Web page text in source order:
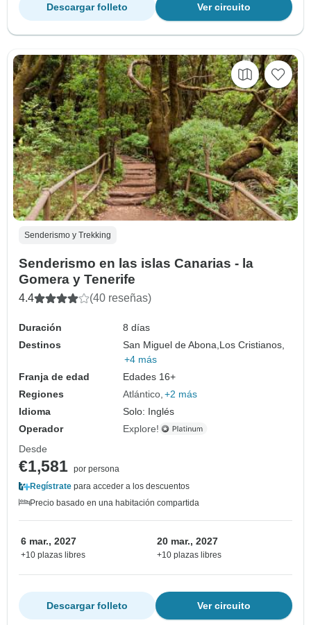
Ver circuito
Descargar folleto
Senderismo y Trekking
Senderismo en las islas Canarias - la
Gomera y Tenerife
4.4 (40 reseñas)
Duración
8 días
Destinos
San Miguel de Abona, Los Cristianos,
+4 más
Franja de edad
Edades 16+
Regiones
Atlántico +2 más
Idioma
Solo: Inglés
Operador
Explore!
Desde
€1,581 por persona
Regístrate para acceder a los descuentos
Precio basado en una habitación compartida
6 mar., 2027
+10 plazas libres
20 mar., 2027
+10 plazas libres
Ver circuito
Descargar folleto